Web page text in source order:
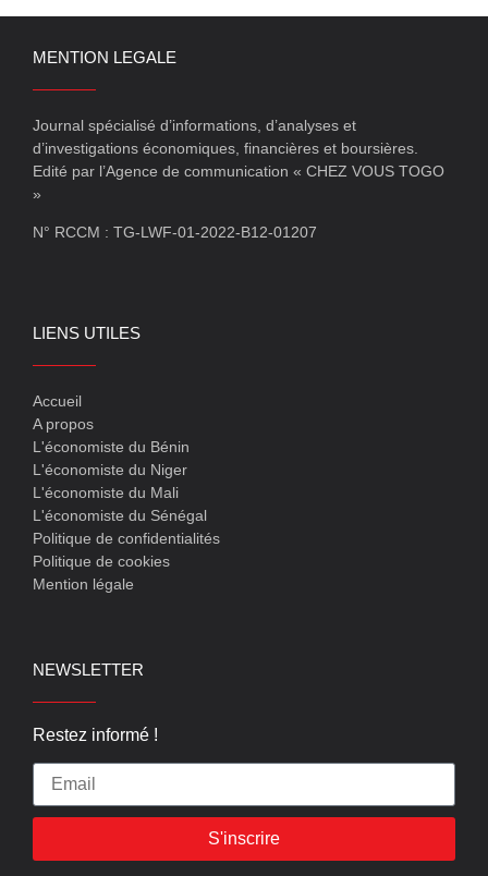
MENTION LEGALE
Journal spécialisé d’informations, d’analyses et
d’investigations économiques, financières et boursières.
Edité par l’Agence de communication « CHEZ VOUS TOGO
»
N° RCCM : TG-LWF-01-2022-B12-01207
LIENS UTILES
Accueil
A propos
L'économiste du Bénin
L'économiste du Niger
L'économiste du Mali
L'économiste du Sénégal
Politique de confidentialités
Politique de cookies
Mention légale
NEWSLETTER
Restez informé !
S'inscrire